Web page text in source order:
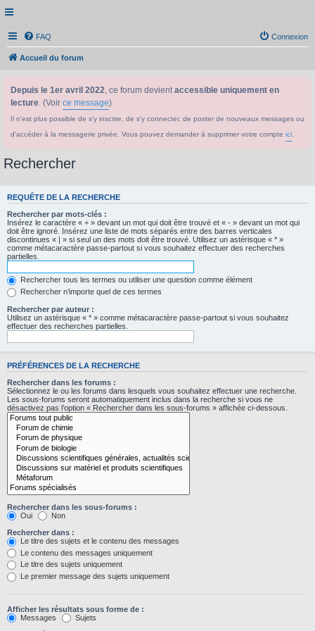
FAQ Connexion
Accueil du forum
Depuis le 1er avril 2022, ce forum devientaccessible uniquement en
lecture. (Voir ce message)
Il n'est plus possible de s'y inscrire, de s'y connecter, de poster de nouveaux messages ou
d'accéder à la messagerie privée. Vous pouvez demander à supprimer votre compte ici
Rechercher
REQUÊTE DE LA RECHERCHE
Rechercher par mots-clés :
Insérez le caractère « + » devant un mot qui doit être trouvé et « - » devant un mot qui
doit être ignoré. Insérez une liste de mots séparés entre des barres verticales
discontinues « | » si seul un des mots doit être trouvé. Utilisez un astérisque « * »
comme métacaractère passe-partout si vous souhaitez effectuer des recherches
partielles.
Rechercher tous les termes ou utiliser une question comme élément
Rechercher n’importe quel de ces termes
Rechercher par auteur :
Utilisez un astérisque « * » comme métacaractère passe-partout si vous souhaitez
effectuer des recherches partielles.
PRÉFÉRENCES DE LA RECHERCHE
Rechercher dans les forums :
Sélectionnez le ou les forums dans lesquels vous souhaitez effectuer une recherche.
Les sous-forums seront automatiquement inclus dans la recherche si vous ne
désactivez pas l’option « Rechercher dans les sous-forums » affichée ci-dessous.
Rechercher dans les sous-forums :
Oui
Non
Rechercher dans :
Le titre des sujets et le contenu des messages
Le contenu des messages uniquement
Le titre des sujets uniquement
Le premier message des sujets uniquement
Afficher les résultats sous forme de :
Messages
Sujets